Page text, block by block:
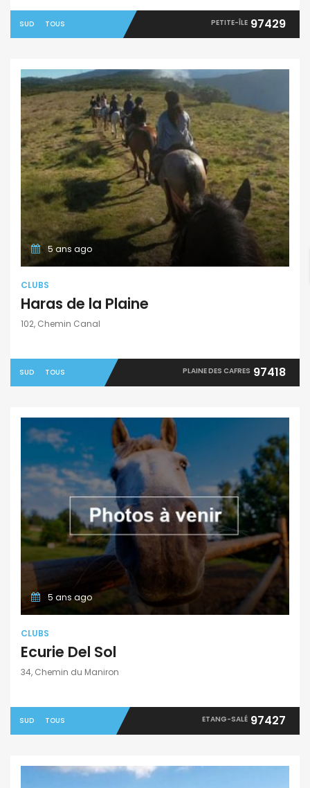
SUD TOUS PETITE-ÎLE 97429
5 ans ago
CLUBS
Haras de la Plaine
102, Chemin Canal
SUD TOUS PLAINE DES CAFRES 97418
5 ans ago
CLUBS
Ecurie Del Sol
34, Chemin du Maniron
SUD TOUS ETANG-SALÉ 97427